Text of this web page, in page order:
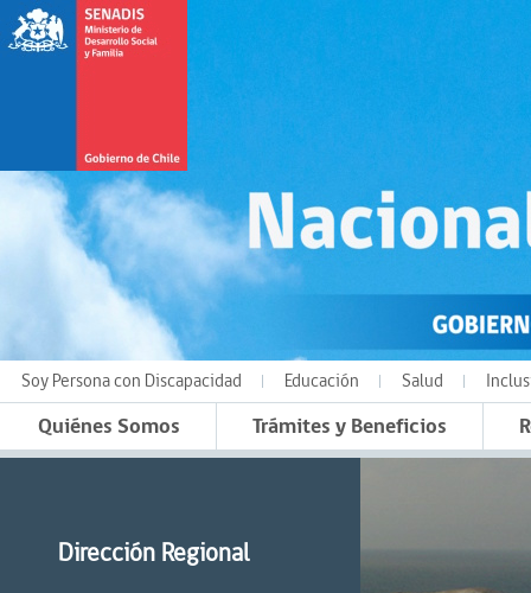
Soy Persona con Discapacidad Educación Salud
Quiénes Somos Trámites y Beneficios
Dirección Regional